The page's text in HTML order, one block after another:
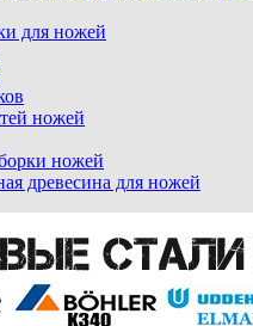
для ножей
ножей
ножей
древесина для ножей